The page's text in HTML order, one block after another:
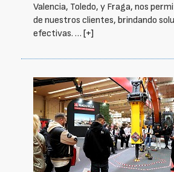
Valencia, Toledo, y Fraga, nos
de nuestros clientes, brindando
efectivas. … [+]